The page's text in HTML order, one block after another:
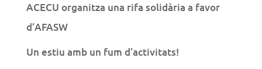
ACECU organitza una rifa solidària a favor
d’AFASW
Un estiu amb un fum d’activitats!